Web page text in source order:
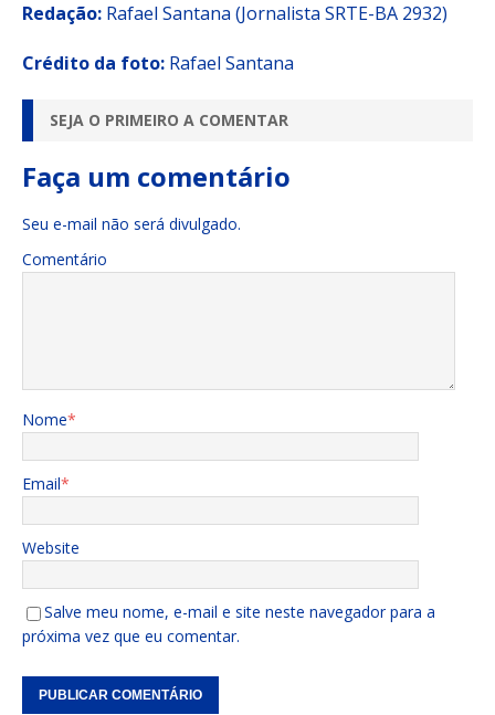
Redação: Rafael Santana (Jornalista SRTE-BA 2932)
Crédito da foto: Rafael Santana
SEJA O PRIMEIRO A COMENTAR
Faça um comentário
Seu e-mail não será divulgado.
Comentário
Nome*
Email*
Website
Salve meu nome, e-mail e site neste navegador para a
próxima vez que eu comentar.